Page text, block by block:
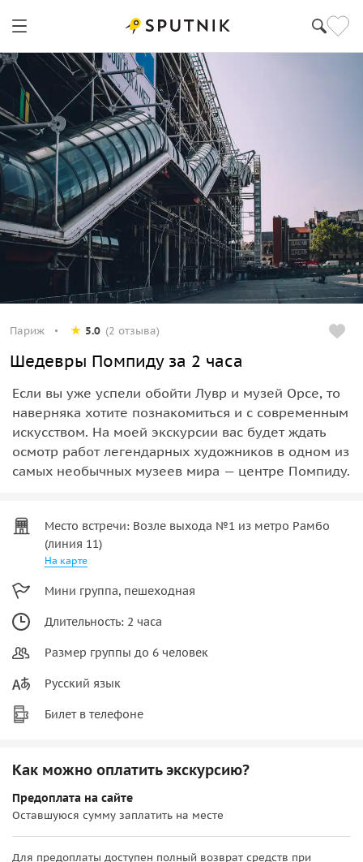
Париж 5.0 (2 отзыва)
Шедевры Помпиду за 2 часа
Если вы уже успели обойти Лувр и музей Орсе, то
наверняка хотите познакомиться и с современным
искусством. На моей экскурсии вас будет ждать
осмотр работ легендарных художников в одном из
самых необычных музеев мира — центре Помпиду.
Место встречи: Возле выхода №1 из метро Рамбо
(линия 11)
На карте
Мини группа, пешеходная
Длительность: 2 часа
Размер группы до 6 человек
Русский язык
Билет в телефоне
Как можно оплатить экскурсию?
Предоплата на сайте
Оставшуюся сумму заплатить на месте
Для предоплаты доступен полный возврат средств при